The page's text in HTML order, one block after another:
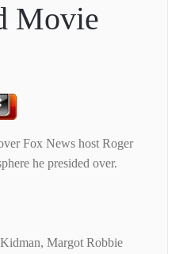
Movie
Fox News host Roger
he presided over.
Margot Robbie